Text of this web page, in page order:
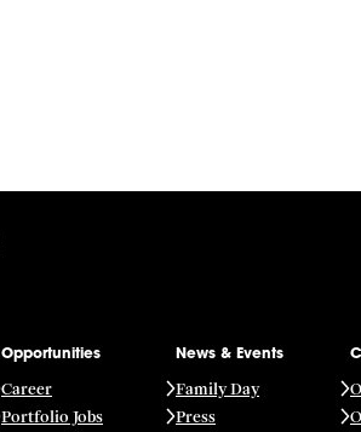
Opportunities
Career
Portfolio Jobs
News & Events
Family Day
Press